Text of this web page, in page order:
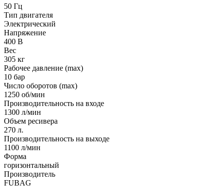
50 Гц
Тип двигателя
Электрический
Напряжение
400 В
Вес
305 кг
Рабочее давление (max)
10 бар
Число оборотов (max)
1250 об/мин
Производительность на входе
1300 л/мин
Объем ресивера
270 л.
Производительность на выходе
1100 л/мин
Форма
горизонтальный
Производитель
FUBAG